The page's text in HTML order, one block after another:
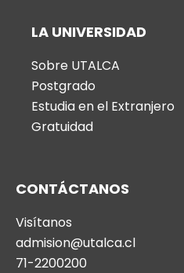
LA UNIVERSIDAD
Sobre UTALCA
Postgrado
Estudia en el Extranjero
Gratuidad
CONTÁCTANOS
Visítanos
admision@utalca.cl
71-2200200